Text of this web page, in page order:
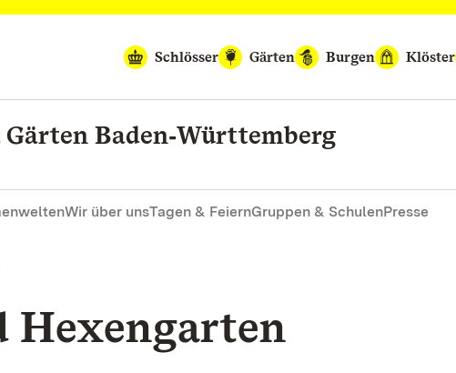
Schlösser
Gärten Burgen Klöster
Baden‑Württemberg
Wir über unsTagen & FeiernGruppen & SchulenPresse
Hexengarten